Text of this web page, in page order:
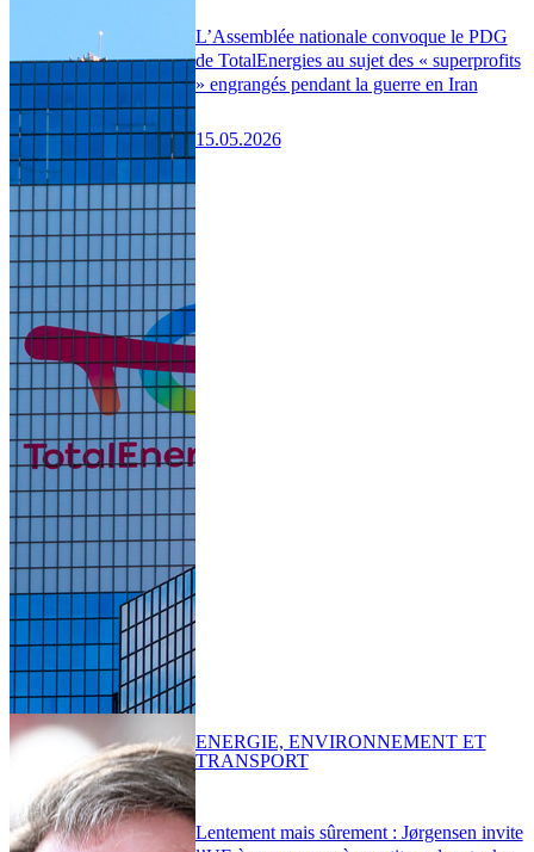
L’Assemblée nationale convoque le PDG
de TotalEnergies au sujet des « superprofits
» engrangés pendant la guerre en Iran
15.05.2026
Lentement mais sûrement : Jørgensen invite
ENERGIE, ENVIRONNEMENT ET
TRANSPORT